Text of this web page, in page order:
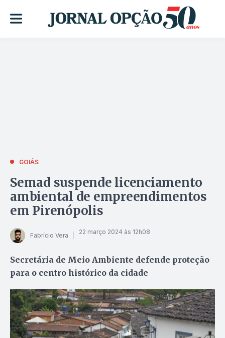
GOIÁS
Semad suspende licenciamento
ambiental de empreendimentos
em Pirenópolis
Fabrício Vera 22 março 2024 às 12h08
Secretária de Meio Ambiente defende proteção
para o centro histórico da cidade